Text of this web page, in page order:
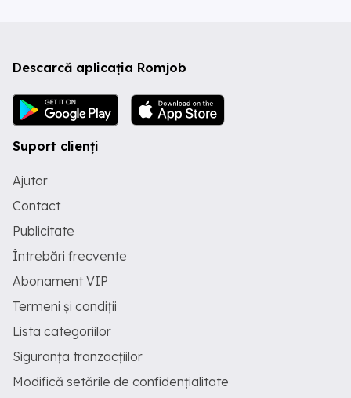
Descarcă aplicația Romjob
Suport clienți
Ajutor
Contact
Publicitate
Întrebări frecvente
Abonament VIP
Termeni și condiții
Lista categoriilor
Siguranța tranzacțiilor
Modifică setările de confidențialitate